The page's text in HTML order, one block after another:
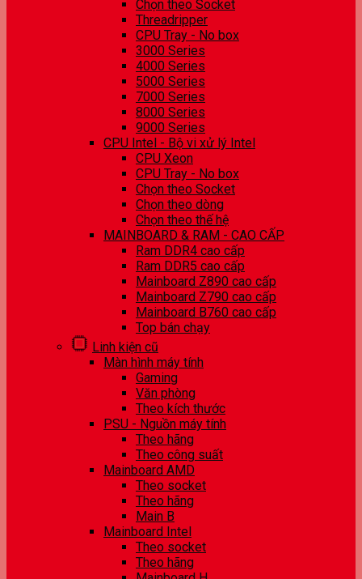
Chọn theo Socket
Threadripper
CPU Tray - No box
3000 Series
4000 Series
5000 Series
7000 Series
8000 Series
9000 Series
CPU Intel - Bộ vi xử lý Intel
CPU Xeon
CPU Tray - No box
Chọn theo Socket
Chọn theo dòng
Chọn theo thế hệ
MAINBOARD & RAM - CAO CẤP
Ram DDR4 cao cấp
Ram DDR5 cao cấp
Mainboard Z890 cao cấp
Mainboard Z790 cao cấp
Mainboard B760 cao cấp
Top bán chạy
Linh kiện cũ
Màn hình máy tính
Gaming
Văn phòng
Theo kích thước
PSU - Nguồn máy tính
Theo hãng
Theo công suất
Mainboard AMD
Theo socket
Theo hãng
Main B
Mainboard Intel
Theo socket
Theo hãng